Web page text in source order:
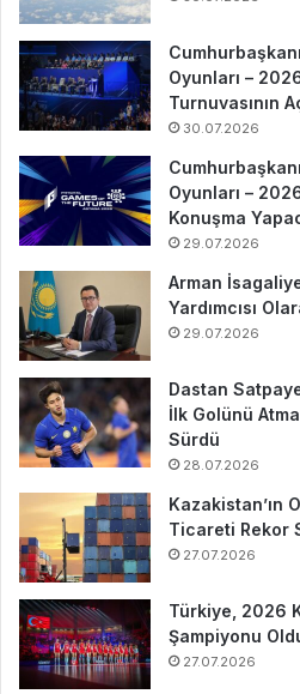
Oyunları –
Turnuvasının
30.07.2026
Oyunları –
Konuşma
29.07.2026
Arman
Yardımcısı
29.07.2026
Dastan
İlk Golünü
Sürdü
28.07.2026
Kazakistan’ın
Ticareti Rekor
27.07.2026
Türkiye, 2026
Şampiyonu
27.07.2026